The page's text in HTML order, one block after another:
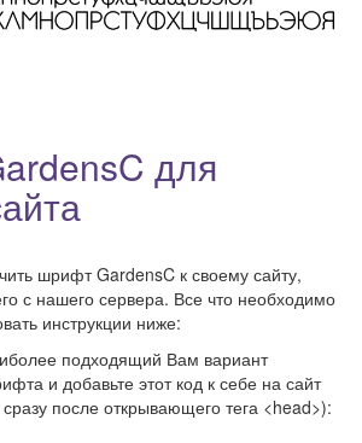
для
шрифт GardensC к своему сайту,
с нашего сервера. Все что необходимо
инструкции ниже:
подходящий Вам вариант
и добавьте этот код к себе на сайт
сразу после открывающего тега <head>):